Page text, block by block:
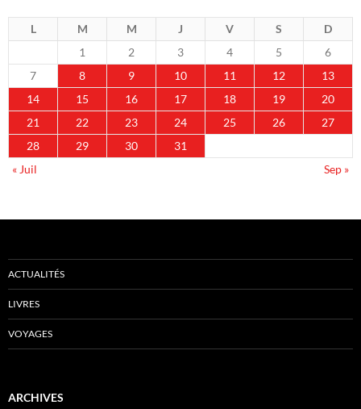
L M M J V S
D
1
2 3 4 5
6
7
8 9 10 11 12
13
14
15 16 17 18 19
20
21
22 23 24 25 26
27
28
29 30
31
« Juil
Sep »
ACTUALITÉS
LIVRES
VOYAGES
ARCHIVES